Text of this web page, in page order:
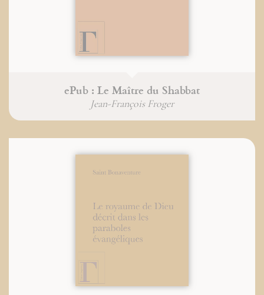
ePub : Le Maître du Shabbat
Jean-François Froger